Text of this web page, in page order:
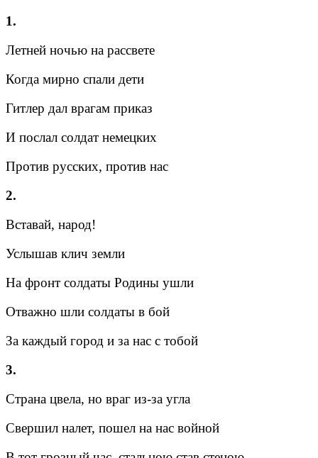
1.
Летней ночью на рассвете
Когда мирно спали дети
Гитлер дал врагам приказ
И послал солдат немецких
Против русских, против нас
2.
Вставай, народ!
Услышав клич земли
На фронт солдаты Родины ушли
Отважно шли солдаты в бой
За каждый город и за нас с тобой
3.
Страна цвела, но враг из-за угла
Свершил налет, пошел на нас войной